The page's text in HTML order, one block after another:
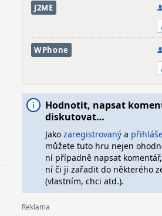
J2ME
WPhone
Hodnotit, napsat
diskutovat…
Jako zaregistrovanýa
můžete tuto hru nejen
ní případně napsat
ní či ji zařadit do některého
(vlastním, chci atd.).